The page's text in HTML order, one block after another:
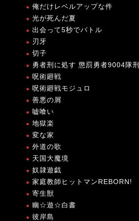
俺だけレベルアップな件
光が死んだ夏
出会って5秒でバトル
刃牙
切子
勇者刑に処す 懲罰勇者9004隊
呪術廻戦
呪術廻戦モジュロ
善悪の屑
嘘喰い
地獄楽
変な家
外道の歌
天国大魔境
奴隷遊戯
家庭教師ヒットマンREBORN!
寄生獣
幽☆遊☆白書
彼岸島